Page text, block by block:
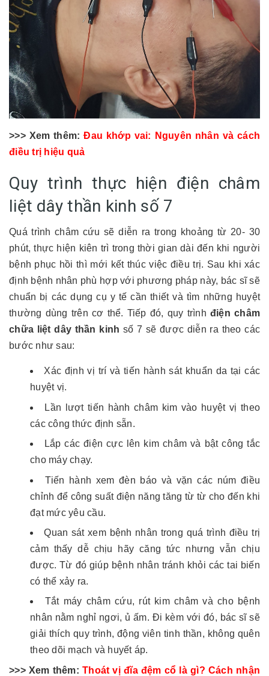
>>> Xem thêm:Đau khớp vai: Nguyên nhân và cách
điều trị hiệu quả
Quy trình thực hiện điện châm
liệt dây thần kinh số 7
Quá trình châm cứu sẽ diễn ra trong khoảng từ 20- 30
phút, thực hiện kiên trì trong thời gian dài đến khi người
bệnh phục hồi thì mới kết thúc việc điều trị. Sau khi xác
định bệnh nhân phù hợp với phương pháp này, bác sĩ sẽ
chuẩn bị các dụng cụ y tế cần thiết và tìm những huyệt
thường dùng trên cơ thể. Tiếp đó, quy trình điện châm
chữa liệt dây thần kinh số 7 sẽ được diễn ra theo các
bước như sau:
Xác định vị trí và tiến hành sát khuẩn da tại các
huyệt vị.
Lần lượt tiến hành châm kim vào huyệt vị theo
các công thức định sẵn.
Lắp các điện cực lên kim châm và bật công tắc
cho máy chạy.
Tiến hành xem đèn báo và vặn các núm điều
chỉnh để công suất điện năng tăng từ từ cho đến khi
đạt mức yêu cầu.
Quan sát xem bệnh nhân trong quá trình điều trị
cảm thấy dễ chịu hãy căng tức nhưng vẫn chịu
được. Từ đó giúp bệnh nhân tránh khỏi các tai biến
có thể xảy ra.
Tắt máy châm cứu, rút kim châm và cho bệnh
nhân nằm nghỉ ngơi, ủ ấm. Đi kèm với đó, bác sĩ sẽ
giải thích quy trình, động viên tinh thần, không quên
theo dõi mạch và huyết áp.
>>> Xem thêm:Thoát vị đĩa đệm cổ là gì? Cách nhận